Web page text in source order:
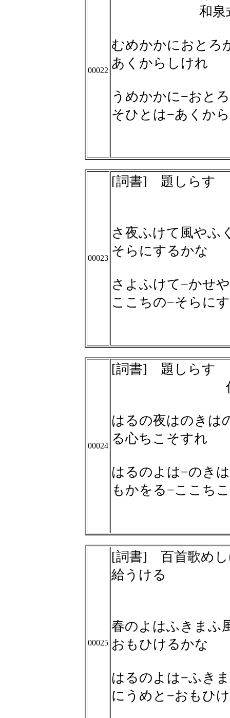
00022
和
むめかかにおとろ
あくからしけれ
うめかかに−おと
そひとは−あくか
00023
[詞書] 題しらす
さ夜ふけて風やふ
そらにするかな
さよふけて−かせ
ここちの−そらに
00024
[詞書] 題しらす
はるの夜はのきは
る心ちこそすれ
はるのよは−のき
もかをる−ここち
00025
[詞書] 百首歌めし
給うける
春のよはふきまふ
おもひけるかな
はるのよは−ふき
にうめと−おもひ